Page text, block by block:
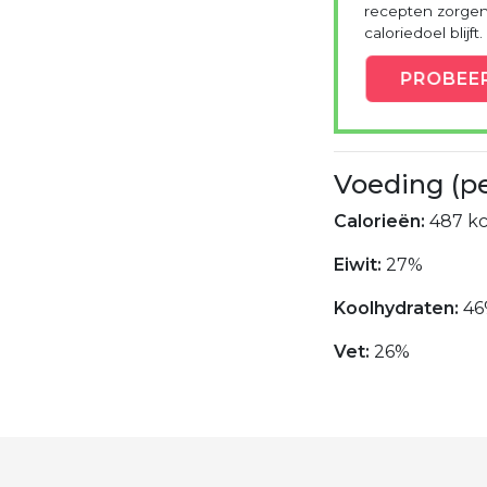
recepten
caloriedoel blijft.
Voeding
Calorieën: 487
Eiwit: 27%
Koolhydraten:
Vet: 26%